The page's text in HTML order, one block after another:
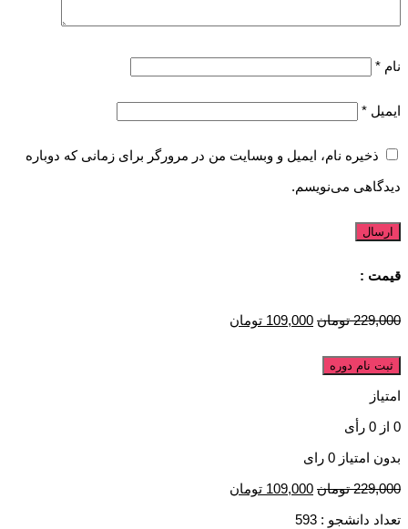
نام *
ایمیل *
ذخیره نام، ایمیل و وبسایت من در مرورگر برای زمانی که دوباره
دیدگاهی می‌نویسم.
قیمت :
229,000 تومان 109,000 تومان
ثبت نام دوره
امتیاز
0 از 0 رأی
بدون امتیاز 0 رای
229,000 تومان 109,000 تومان
تعداد دانشجو : 593